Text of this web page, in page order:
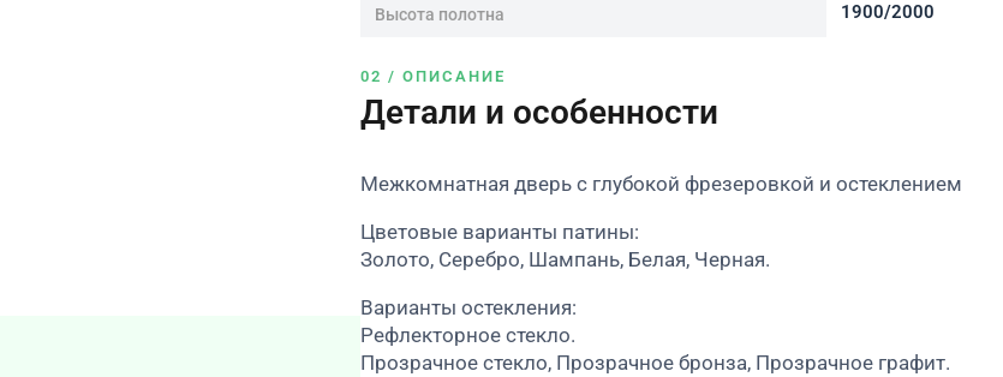
Высота полотна 1900/2000
02 / ОПИСАНИЕ
Детали и особенности
Межкомнатная дверь с глубокой фрезеровкой и остеклением
Цветовые варианты патины:
Золото, Серебро, Шампань, Белая, Черная.
Варианты остекления:
Рефлекторное стекло.
Прозрачное стекло, Прозрачное бронза, Прозрачное графит.